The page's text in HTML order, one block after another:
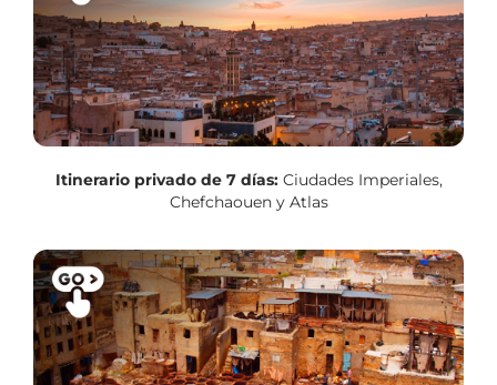
Itinerario privado de 7 días:Ciudades Imperiales,
Chefchaouen y Atlas